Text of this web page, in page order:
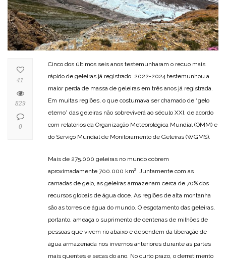
Cinco dos últimos seis anos testemunharam o recuo mais
rápido de geleiras já registrado. 2022-2024 testemunhou a
maior perda de massa de geleiras em três anos já registrada.
Em muitas regiões, o que costumava ser chamado de “gelo
eterno” das geleiras não sobreviverá ao século XXI, de acordo
com relatórios da Organização Meteorológica Mundial (OMM) e
do Serviço Mundial de Monitoramento de Geleiras (WGMS).
Mais de 275.000 geleiras no mundo cobrem
aproximadamente 700.000 km². Juntamente com as
camadas de gelo, as geleiras armazenam cerca de 70% dos
recursos globais de água doce. As regiões de alta montanha
são as torres de água do mundo. O esgotamento das geleiras,
portanto, ameaça o suprimento de centenas de milhões de
pessoas que vivem rio abaixo e dependem da liberação de
água armazenada nos invernos anteriores durante as partes
mais quentes e secas do ano. No curto prazo, o derretimento
41
829
0